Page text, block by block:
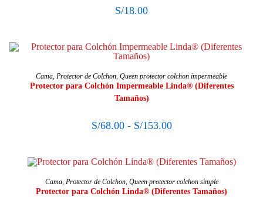
S/18.00
SELECCIONAR OPCIONES
Cama Protector de Colchon Queen protector colchon impermeable
Protector para Colchón Impermeable Linda® (Diferentes
Tamaños)
S/68.00 - S/153.00
SELECCIONAR OPCIONES
Cama, Protector de Colchon, Queen protector colchon simple
Protector para Colchón Linda® (Diferentes Tamaños)